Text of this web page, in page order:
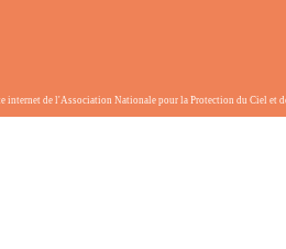
pour la Protection du Ciel et de